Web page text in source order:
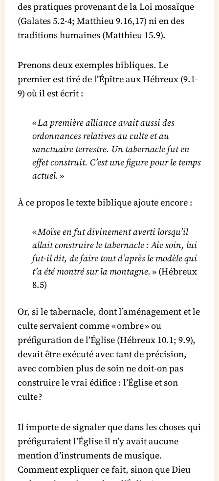
des pratiques provenant de la Loi mosaïque
(Galates 5.2-4; Matthieu 9.16,17) ni en des
traditions humaines (Matthieu 15.9).
Prenons deux exemples bibliques. Le
premier est tiré de l’Épître aux Hébreux (9.1-
9) où il est écrit :
«La première alliance avait aussi des
ordonnances relatives au culte et au
sanctuaire terrestre. Un tabernacle fut en
effet construit. C’est une figure pour le temps
actuel.»
À ce propos le texte biblique ajoute encore :
«Moïse en fut divinement averti lorsqu’il
allait construire le tabernacle : Aie soin, lui
fut-il dit, de faire tout d’après le modèle qui
t’a été montré sur la montagne.» (Hébreux
8.5)
Or, si le tabernacle, dont l’aménagement et le
culte servaient comme « ombre » ou
préfiguration de l’Église (Hébreux 10.1; 9.9),
devait être exécuté avec tant de précision,
avec combien plus de soin ne doit-on pas
construire le vrai édifice : l’Église et son
culte ?
Il importe de signaler que dans les choses qui
préfiguraient l’Église il n’y avait aucune
mention d’instruments de musique.
Comment expliquer ce fait, sinon que Dieu